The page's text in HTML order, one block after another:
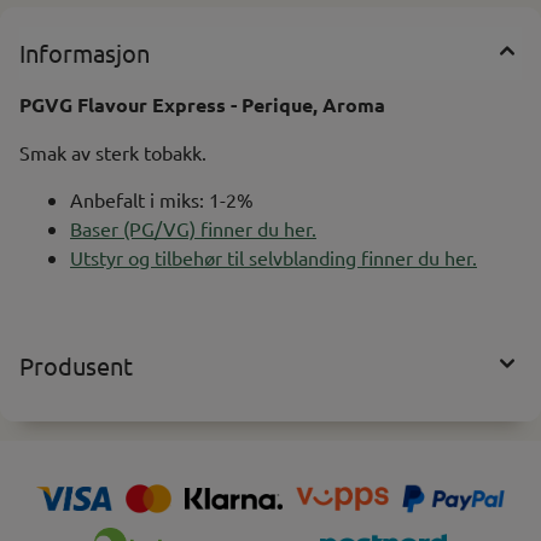
Informasjon
PGVG Flavour Express - Perique, Aroma
Smak av sterk tobakk.
Anbefalt i miks: 1-2%
Baser (PG/VG) finner du her.
Utstyr og tilbehør til selvblanding finner du her.
Produsent